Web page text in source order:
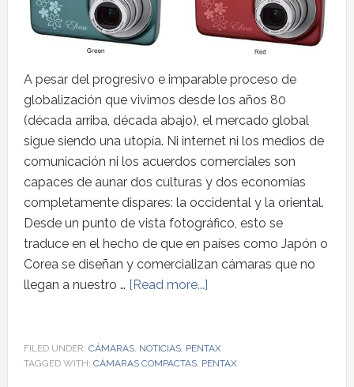
A pesar del progresivo e imparable proceso de
globalización que vivimos desde los años 80
(década arriba, década abajo), el mercado global
sigue siendo una utopía. Ni internet ni los medios de
comunicación ni los acuerdos comerciales son
capaces de aunar dos culturas y dos economías
completamente dispares: la occidental y la oriental.
Desde un punto de vista fotográfico, esto se
traduce en el hecho de que en países como Japón o
Corea se diseñan y comercializan cámaras que no
llegan a nuestro … [Read more...]
FILED UNDER: CÁMARAS, NOTICIAS, PENTAX
TAGGED WITH: CÁMARAS COMPACTAS, PENTAX